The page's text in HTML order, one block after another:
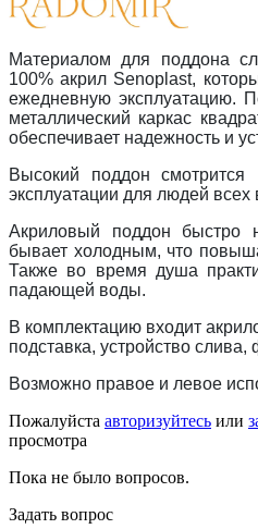
Материалом для поддона
100% акрил Senoplast,
ежедневную эксплуатацию.
металлический каркас
обеспечивает надежность и
Высокий поддон
эксплуатации для людей всех
Акриловый поддон быстро
бывает холодным, что
Также во время душа
падающей воды.
В комплектацию входит
подставка, устройство
Возможно правое и левое
Пожалуйста авторизуйтесь или
просмотра
Пока не было вопросов.
Задать вопрос